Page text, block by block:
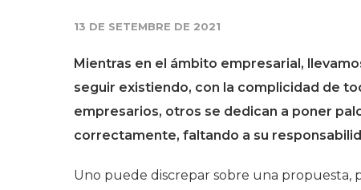
13 DE SETEMBRE DE 2021
Mientras en el ámbito empresarial,
seguir existiendo, con la complicidad de
empresarios, otros se dedican a poner
correctamente, faltando a su
Uno puede discrepar sobre una propuesta,